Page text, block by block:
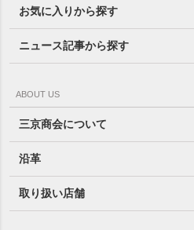
お気に入りから探す
ニュース記事から探す
ABOUT US
三京商会について
沿革
取り扱い店舗